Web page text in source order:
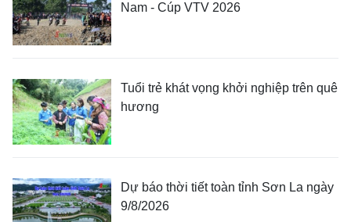
Nam - Cúp VTV 2026
Tuổi trẻ khát vọng khởi nghiệp trên quê
hương
Dự báo thời tiết toàn tỉnh Sơn La ngày
9/8/2026